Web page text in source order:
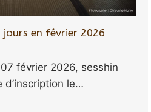
jours en février 2026
février 2026, sesshin
d’inscription le…